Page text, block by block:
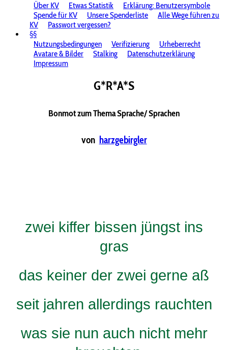
Über KV
Etwas Statistik
Erklärung: Benutzersymbole
Spende für KV
Unsere Spenderliste
Alle Wege führen zu
KV
Passwort vergessen?
§§
Nutzungsbedingungen
Verifizierung
Urheberrecht
Avatare & Bilder
Stalking
Datenschutzerklärung
Impressum
G*R*A*S
Bonmot zum Thema Sprache/ Sprachen
von harzgebirgler
zwei kiffer bissen jüngst ins
gras
das keiner der zwei gerne aß
seit jahren allerdings rauchten
was sie nun auch nicht mehr